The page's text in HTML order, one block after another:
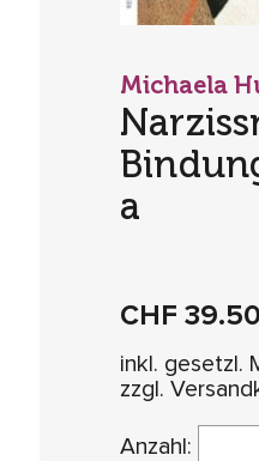
Michaela
a
CHF39.50
inkl. gesetzl.
zzgl.
Anzahl: